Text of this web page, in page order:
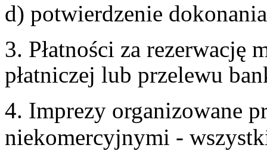
d) potwierdzenie
3. Płatności za rezerwację
płatniczej lub przelewu
4. Imprezy organizowane
niekomercyjnymi -